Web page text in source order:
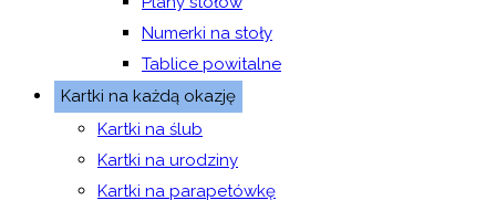
Numerki na stoły
Tablice powitalne
Kartki na każdą okazję
Kartki na ślub
Kartki na urodziny
Kartki na parapetówkę